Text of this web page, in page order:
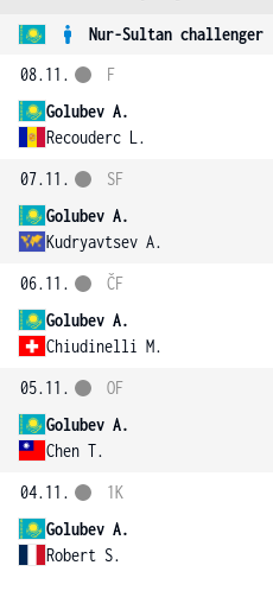
Nur-Sultan challenger
08.11.
Golubev A.
Recouderc L.
F
07.11.
Golubev A.
Kudryavtsev A.
SF
06.11.
Golubev A.
Chiudinelli M.
ČF
05.11.
Golubev A.
Chen T.
OF
04.11.
Golubev A.
Robert S.
1K